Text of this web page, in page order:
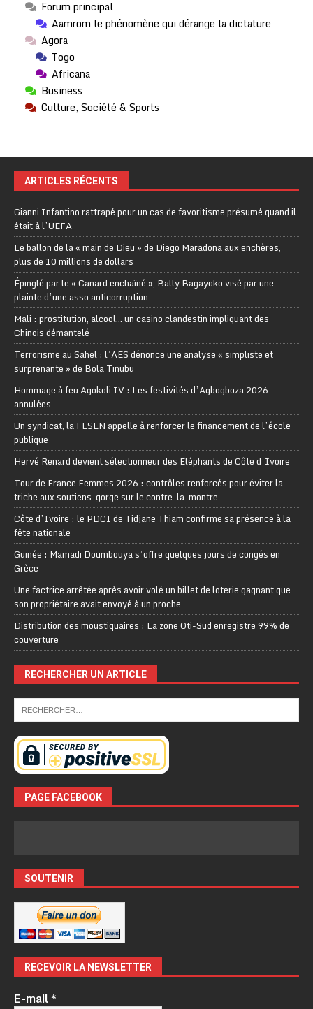
Forum principal
Aamrom le phénomène qui dérange la dictature
Agora
Togo
Africana
Business
Culture, Société & Sports
ARTICLES RÉCENTS
Gianni Infantino rattrapé pour un cas de favoritisme présumé quand il
était à l’UEFA
Le ballon de la « main de Dieu » de Diego Maradona aux enchères,
plus de 10 millions de dollars
Épinglé par le « Canard enchaîné », Bally Bagayoko visé par une
plainte d’une asso anticorruption
Mali : prostitution, alcool… un casino clandestin impliquant des
Chinois démantelé
Terrorisme au Sahel : l’AES dénonce une analyse « simpliste et
surprenante » de Bola Tinubu
Hommage à feu Agokoli IV : Les festivités d’Agbogboza 2026
annulées
Un syndicat, la FESEN appelle à renforcer le financement de l’école
publique
Hervé Renard devient sélectionneur des Eléphants de Côte d’Ivoire
Tour de France Femmes 2026 : contrôles renforcés pour éviter la
triche aux soutiens-gorge sur le contre-la-montre
Côte d’Ivoire : le PDCI de Tidjane Thiam confirme sa présence à la
fête nationale
Guinée : Mamadi Doumbouya s’offre quelques jours de congés en
Grèce
Une factrice arrêtée après avoir volé un billet de loterie gagnant que
son propriétaire avait envoyé à un proche
Distribution des moustiquaires : La zone Oti-Sud enregistre 99% de
couverture
RECHERCHER UN ARTICLE
PAGE FACEBOOK
SOUTENIR
RECEVOIR LA NEWSLETTER
E-mail*